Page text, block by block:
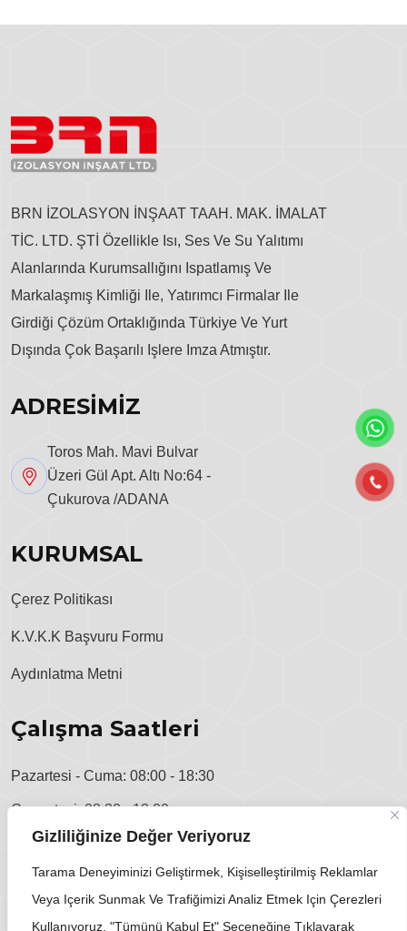
Gizliliğinize Değer Veriyoruz
Tarama Deneyiminizi Geliştirmek, Kişiselleştirilmiş Reklamlar
Veya Içerik Sunmak Ve Trafiğimizi Analiz Etmek Için Çerezleri
Kullanıyoruz. "Tümünü Kabul Et" Seçeneğine Tıklayarak
BRN İZOLASYON İNŞAAT TAAH. MAK. İMALAT
TİC. LTD. ŞTİ Özellikle Isı, Ses Ve Su Yalıtımı
Alanlarında Kurumsallığını Ispatlamış Ve
Markalaşmış Kimliği Ile, Yatırımcı Firmalar Ile
Girdiği Çözüm Ortaklığında Türkiye Ve Yurt
Dışında Çok Başarılı Işlere Imza Atmıştır.
ADRESİMİZ
Toros Mah. Mavi Bulvar
Üzeri Gül Apt. Altı No:64 -
Çukurova /ADANA
KURUMSAL
Çerez Politikası
K.V.K.K Başvuru Formu
Aydınlatma Metni
Çalışma Saatleri
Pazartesi - Cuma: 08:00 - 18:30
Cumartesi: 08:30 - 13:00
Pazar: Kapalı